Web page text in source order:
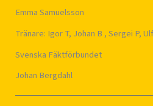
Emma Samuelsson
Tränare: Igor T, Johan B , Sergei P,
Svenska Fäktförbundet
Johan Bergdahl